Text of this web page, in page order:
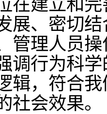
在建立和
展、密切
管理人员
调行为科
辑，符合
社会效果。